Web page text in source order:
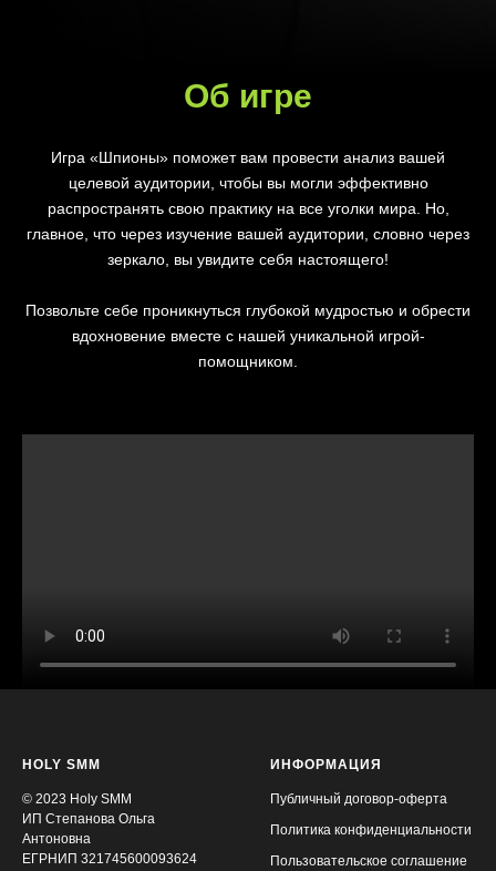
Об игре
Игра «Шпионы» поможет вам провести анализ вашей
целевой аудитории, чтобы вы могли эффективно
распространять свою практику на все уголки мира. Но,
главное, что через изучение вашей аудитории, словно через
зеркало, вы увидите себя настоящего!
Позвольте себе проникнуться глубокой мудростью и обрести
вдохновение вместе с нашей уникальной игрой-
помощником.
HOLY SMM
© 2023 Holy SMM
ИП Степанова Ольга
Антоновна
ЕГРНИП 321745600093624
ИНФОРМАЦИЯ
Публичный договор-оферта
Политика конфиденциальности
Пользовательское соглашение